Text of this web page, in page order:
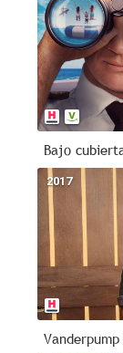
Bajo
2017